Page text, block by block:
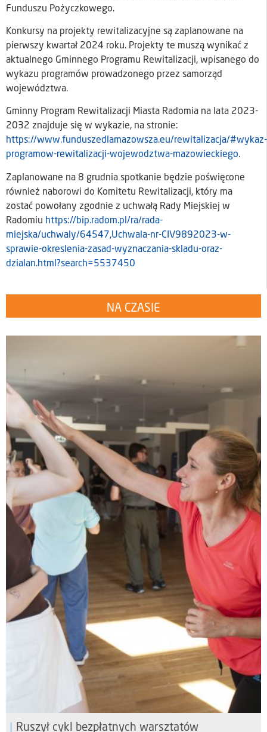
Funduszu Pożyczkowego.
Konkursy na projekty rewitalizacyjne są zaplanowane na
pierwszy kwartał 2024 roku. Projekty te muszą wynikać z
aktualnego Gminnego Programu Rewitalizacji, wpisanego do
wykazu programów prowadzonego przez samorząd
województwa.
Gminny Program Rewitalizacji Miasta Radomia na lata 2023-
2032 znajduje się w wykazie, na stronie:
https://www.funduszedlamazowsza.eu/rewitalizacja/#wykaz-
programow-rewitalizacji-wojewodztwa-mazowieckiego.
Zaplanowane na 8 grudnia spotkanie będzie poświęcone
również naborowi do Komitetu Rewitalizacji, który ma
zostać powołany zgodnie z uchwałą Rady Miejskiej w
Radomiu https://bip.radom.pl/ra/rada-
miejska/uchwaly/64547,Uchwala-nr-CIV9892023-w-
sprawie-okreslenia-zasad-wyznaczania-skladu-oraz-
dzialan.html?search=5537450
NA CZASIE
Ruszył cykl bezpłatnych warsztatów